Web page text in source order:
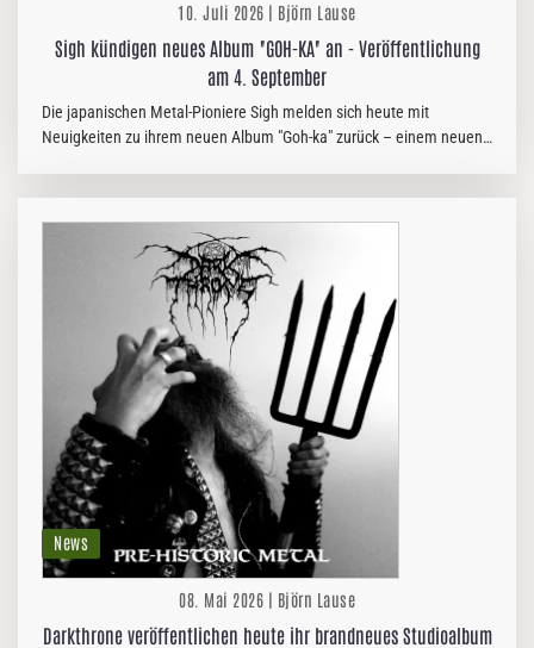
10. Juli 2026 | Björn Lause
Sigh kündigen neues Album "GOH-KA" an - Veröffentlichung
am 4. September
Die japanischen Metal-Pioniere Sigh melden sich heute mit
Neuigkeiten zu ihrem neuen Album "Goh-ka" zurück – einem neuen
News
08. Mai 2026 | Björn Lause
Darkthrone veröffentlichen heute ihr brandneues Studioalbum